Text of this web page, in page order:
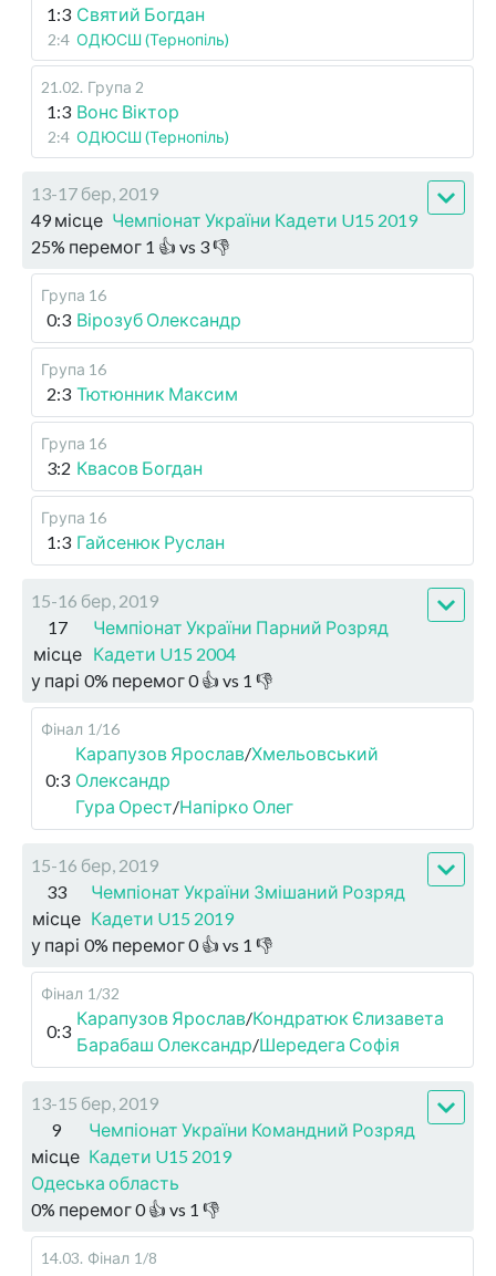
1:3 Святий Богдан
2:4 ОДЮСШ (Тернопіль)
21.02. Група 2
1:3 Вонс Віктор
2:4 ОДЮСШ (Тернопіль)
13-17 бер, 2019
49 місце Чемпіонат України Кадети U15 2019
25% перемог 1 👍 vs 3👎
Група 16
0:3 Вірозуб Олександр
Група 16
2:3 Тютюнник Максим
Група 16
3:2 Квасов Богдан
Група 16
1:3 Гайсенюк Руслан
15-16 бер, 2019
17
місце
Чемпіонат України Парний Розряд
Кадети U15 2004
у парі 0% перемог0👍 vs 1 👎
Фінал 1/16
0:3
Карапузов Ярослав/Хмельовський
Олександр
Гура Орест/Напірко Олег
15-16 бер, 2019
33
місце
Чемпіонат України Змішаний Розряд
Кадети U15 2019
у парі 0% перемог0👍 vs 1 👎
Фінал 1/32
0:3
Карапузов Ярослав/Кондратюк Єлизавета
Барабаш Олександр/Шередега Софія
13-15 бер, 2019
9
місце
Чемпіонат України Командний Розряд
Кадети U15 2019
Одеська область
0% перемог0👍 vs 1 👎
14.03. Фінал 1/8